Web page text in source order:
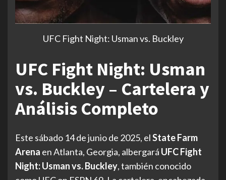
UFC Fight Night: Usman vs. Buckley
UFC Fight Night: Usman
vs. Buckley – Cartelera y
Análisis Completo
Este sábado 14 de junio de 2025, elState Farm
Arena en Atlanta, Georgia, albergará UFC Fight
Night: Usman vs. Buckley, también conocido